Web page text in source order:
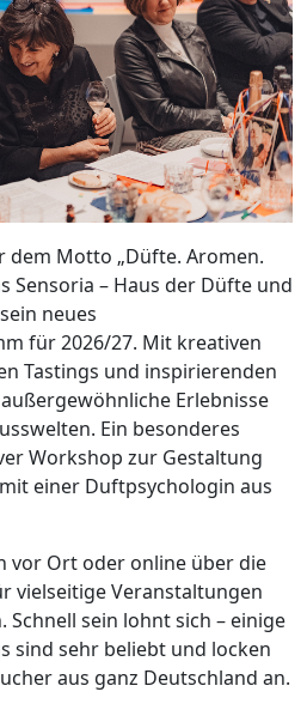
dem Motto „Düfte. Aromen.
Sensoria – Haus der Düfte und
neues
für 2026/27. Mit kreativen
Tastings und inspirierenden
Erlebnisse
Ein besonderes
Workshop zur Gestaltung
einer Duftpsychologin aus
vor Ort oder online über die
vielseitige Veranstaltungen
Schnell sein lohnt sich – einige
sind sehr beliebt und locken
aus ganz Deutschland an.